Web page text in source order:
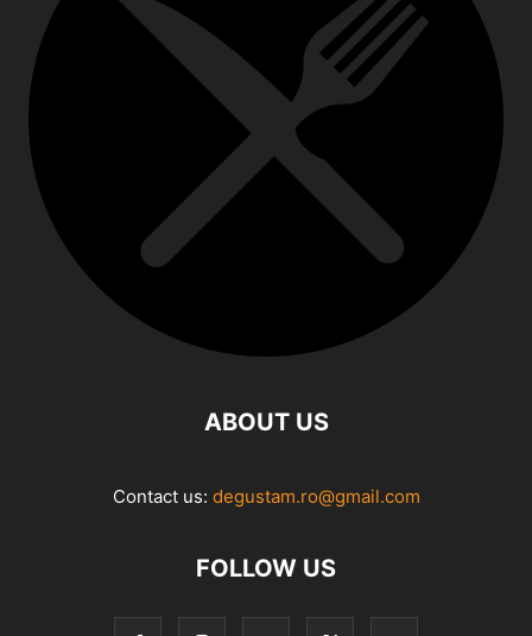
ABOUT US
Contact us: degustam.ro@gmail.com
FOLLOW US